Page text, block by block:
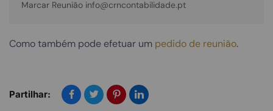
Marcar Reunião info@crncontabilidade.pt
Como também pode efetuar um pedido de reunião.
Partilhar: